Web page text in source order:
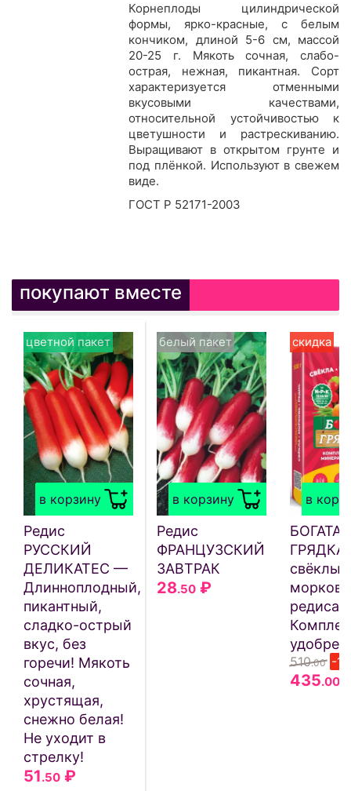
Корнеплоды цилиндрической
формы, ярко-красные, с белым
кончиком, длиной 5-6 см, массой
20-25 г. Мякоть сочная, слабо-
острая, нежная, пикантная. Сорт
характеризуется отменными
вкусовыми качествами,
относительной устойчивостью к
цветушности и растрескиванию.
Выращивают в открытом грунте и
под плёнкой. Используют в свежем
виде.
ГОСТ Р 52171-2003
покупают вместе
в корзину
цветной пакет
Редис
РУССКИЙ
ДЕЛИКАТЕС —
Длинноплодный,
пикантный,
сладко-острый
вкус, без
горечи! Мякоть
сочная,
хрустящая,
снежно белая!
Не уходит в
стрелку!
51.50 ₽
в корзину
белый пакет
Редис
ФРАНЦУЗСКИЙ
ЗАВТРАК
28.50 ₽
в
скидка
БОГАТАЯ
ГРЯДКА
свёклы,
редиса
510.00 -
435.00